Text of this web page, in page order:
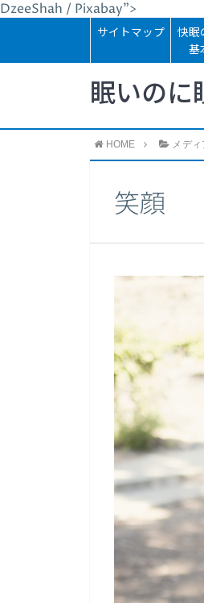
DzeeShah / Pixabay">
サイトマップ
快眠
基
眠いのに
HOME メディ
笑顔